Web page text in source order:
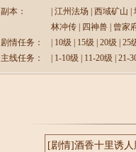
副本： 江州法场 西域矿山
林冲传
四神兽
曾家
剧情任务：
10级 15级 20级
25
主线任务：
1-10级 11-20级 21-
[剧情]酒香十里诱人